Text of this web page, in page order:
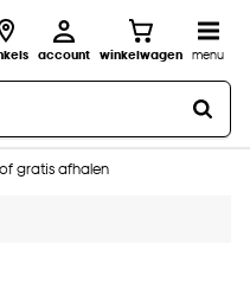
account winkelwagen menu
gratis afhalen
opmeten aan huis